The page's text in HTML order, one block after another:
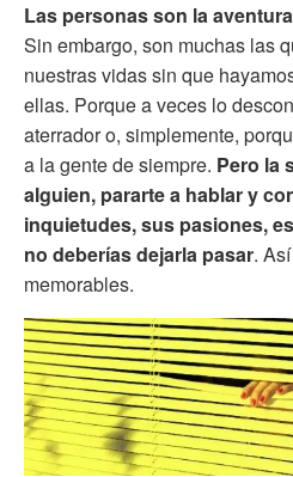
Las personas son la
Sin embargo, son muchas las
nuestras vidas sin que
ellas. Porque a veces lo
aterrador o, simplemente,
a la gente de siempre. Pero la
alguien, pararte a hablar y
inquietudes, sus pasiones,
no deberías dejarla pasar.
memorables.